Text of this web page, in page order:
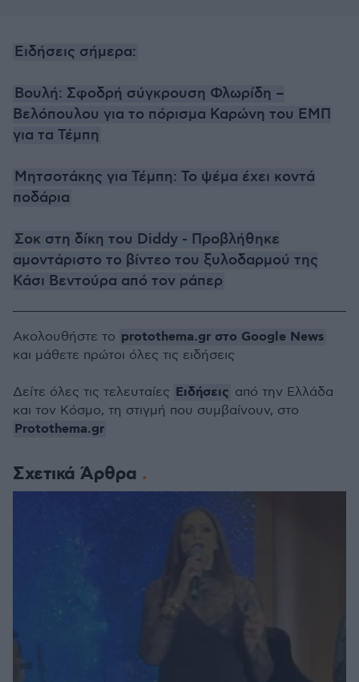
Ειδήσεις σήμερα:
Βουλή: Σφοδρή σύγκρουση Φλωρίδη –
Βελόπουλου για το πόρισμα Καρώνη του ΕΜΠ
για τα Τέμπη
Μητσοτάκης για Τέμπη: Το ψέμα έχει κοντά
ποδάρια
Σοκ στη δίκη του Diddy - Προβλήθηκε
αμοντάριστο το βίντεο του ξυλοδαρμού της
Κάσι Βεντούρα από τον ράπερ
Σχετικά Άρθρα
Ακολουθήστε το protothema.gr στο Google News
και μάθετε πρώτοι όλες τις ειδήσεις
Δείτε όλες τις τελευταίες Ειδήσεις από την Ελλάδα
και τον Κόσμο, τη στιγμή που συμβαίνουν, στο
Protothema.gr